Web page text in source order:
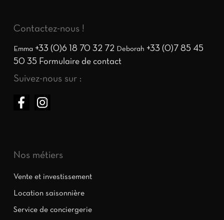
Contactez-nous !
Emma +33 (0)6 18 70 32 72 Deborah +33 (0)7 85 45
50 35 Formulaire de contact
Suivez-nous sur :
Nos métiers
Vente et investissement
Location saisonnière
Service de conciergerie